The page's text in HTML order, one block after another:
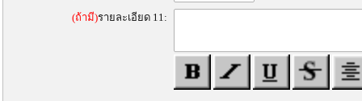
(ถ้ามี)รายละเอียด 11: